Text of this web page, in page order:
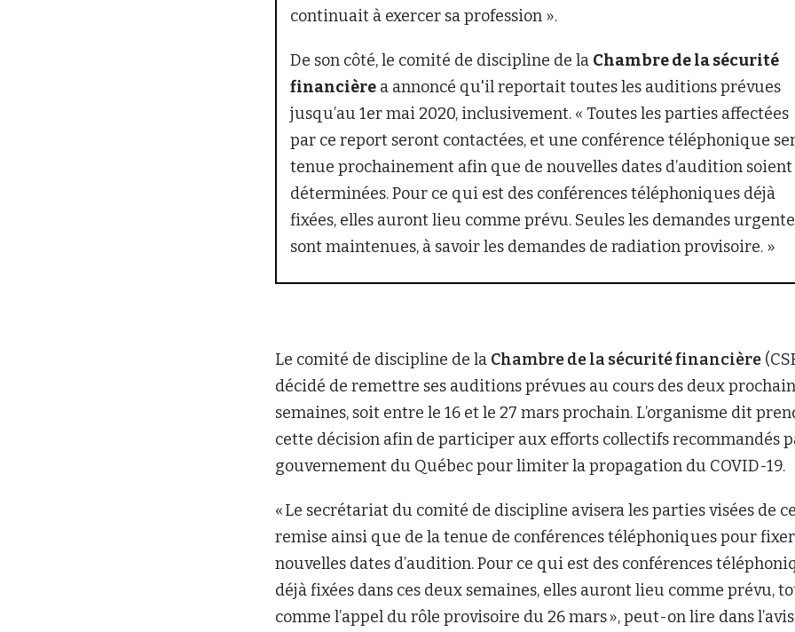
continuait à exercer sa profession ».
De son côté, le comité de discipline de la Chambre de la sécurité
financière a annoncé qu'il reportait toutes les auditions prévues
jusqu’au 1er mai 2020, inclusivement. « Toutes les parties affectées
par ce report seront contactées, et une conférence téléphonique
tenue prochainement afin que de nouvelles dates d’audition soient
déterminées. Pour ce qui est des conférences téléphoniques déjà
fixées, elles auront lieu comme prévu. Seules les demandes
sont maintenues, à savoir les demandes de radiation provisoire. »
Le comité de discipline de la Chambre de la sécurité financière
décidé de remettre ses auditions prévues au cours des deux
semaines, soit entre le 16 et le 27 mars prochain. L’organisme dit
cette décision afin de participer aux efforts collectifs recommandés
gouvernement du Québec pour limiter la propagation du COVID-19.
« Le secrétariat du comité de discipline avisera les parties visées de
remise ainsi que de la tenue de conférences téléphoniques pour
nouvelles dates d’audition. Pour ce qui est des conférences
déjà fixées dans ces deux semaines, elles auront lieu comme prévu,
comme l’appel du rôle provisoire du 26 mars », peut-on lire dans